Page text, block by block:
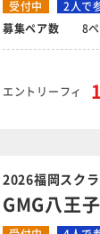
受付中 2人で
募集ペア数 8
エントリーフィ
2026福岡スク
GMG八王